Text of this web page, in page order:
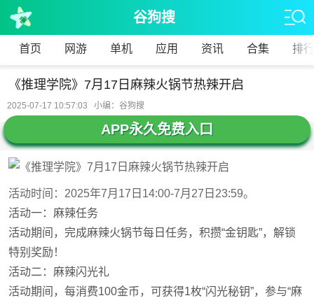
谷狗搜
首页 网游 单机 应用 资讯 合集 排行
《推理学院》7月17日麻辣火锅节热辣开启
2025-07-17 10:57:03 小编：谷狗搜
APP永久免费入口
活动时间：2025年7月17日14:00-7月27日23:59。
活动一：麻辣任务
活动期间，完成麻辣火锅节每日任务，积攒“金钥匙”，解锁
特别奖励！
活动二：麻辣闪光礼
活动期间，每消费100金币，可获得1枚“闪光秘钥”，参与“麻